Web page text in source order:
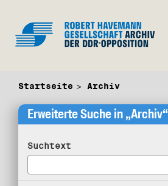
Startseite Archiv
Erweiterte Suche in „Archiv“
Suchtext